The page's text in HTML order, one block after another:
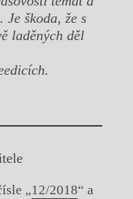
Je škoda, že s
laděných děl
„12/2018“ a